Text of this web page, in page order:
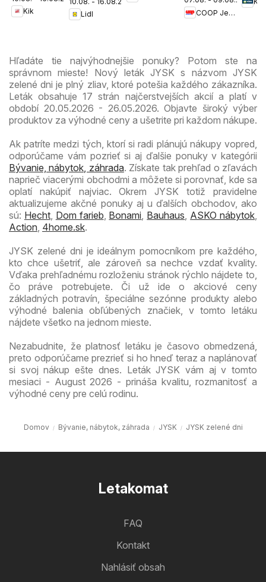
Kik
Lidl
cez víkend
ešte
COOP Jednota
Hľadáte tie najvýhodnejšie ponuky? Potom ste na
správnom mieste! Nový leták JYSK s názvom JYSK
zelené dni je plný zliav, ktoré potešia každého zákazníka.
Leták obsahuje 17 strán najčerstvejších akcií a platí v
období 20.05.2026 - 26.05.2026. Objavte široký výber
produktov za výhodné ceny a ušetrite pri každom nákupe.
Ak patríte medzi tých, ktorí si radi plánujú nákupy vopred,
odporúčame vám pozrieť si aj ďalšie ponuky v kategórii
Bývanie, nábytok, záhrada. Získate tak prehľad o zľavách
naprieč viacerými obchodmi a môžete si porovnať, kde sa
oplatí nakúpiť najviac. Okrem JYSK totiž pravidelne
aktualizujeme akčné ponuky aj u ďalších obchodov, ako
sú: Hecht, Dom farieb Bonami Bauhaus ASKO nábytok
Action 4home.sk.
JYSK zelené dni je ideálnym pomocníkom pre každého,
kto chce ušetriť, ale zároveň sa nechce vzdať kvality.
Vďaka prehľadnému rozloženiu stránok rýchlo nájdete to,
čo práve potrebujete. Či už ide o akciové ceny
základných potravín, špeciálne sezónne produkty alebo
výhodné balenia obľúbených značiek, v tomto letáku
nájdete všetko na jednom mieste.
Nezabudnite, že platnosť letáku je časovo obmedzená,
preto odporúčame prezrieť si ho hneď teraz a naplánovať
si svoj nákup ešte dnes. Leták JYSK vám aj v tomto
mesiaci - August 2026 - prináša kvalitu, rozmanitosť a
výhodné ceny pre celú rodinu.
Domov Bývanie, nábytok, záhrada JYSK JYSK zelené dni
Letakomat
FAQ
Kontakt
Nahlásiť obsah